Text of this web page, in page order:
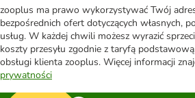
zooplus ma prawo wykorzystywać Twój
bezpośrednich ofert dotyczących własnych,
usług. W każdej chwili możesz wyrazić
koszty przesyłu zgodnie z taryfą
obsługi klienta zooplus. Więcej informacji
prywatności